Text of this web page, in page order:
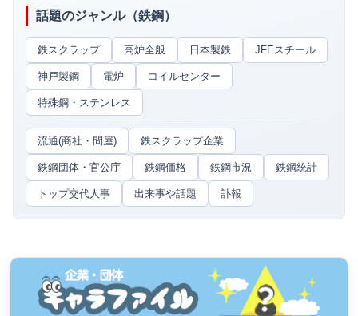
話題のジャンル（鉄鋼）
鉄スクラップ 高炉全般 日本製鉄 JFEスチール
神戸製鋼 電炉 コイルセンター
特殊鋼・ステンレス
流通(商社・問屋) 鉄スクラップ企業
鉄鋼団体・官公庁 鉄鋼価格 鉄鋼市況 鉄鋼統計
トップ交代人事 出来事や話題 訃報